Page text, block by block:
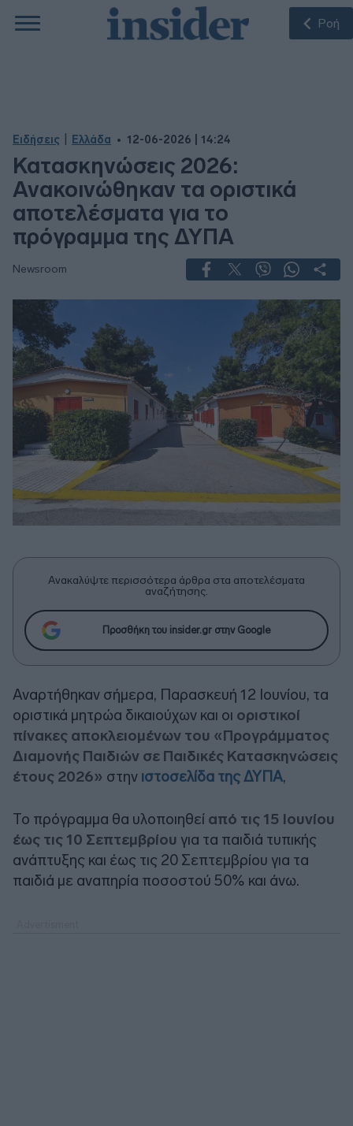
Ροή
Ειδήσεις Ελλάδα 12-06-2026 | 14:24
Κατασκηνώσεις 2026:
Ανακοινώθηκαν τα οριστικά
αποτελέσματα για το
πρόγραμμα της ΔΥΠΑ
Newsroom
Ανακαλύψτε περισσότερα άρθρα στα αποτελέσματα
αναζήτησης.
Προσθήκη του insider.gr στην Google
Αναρτήθηκαν σήμερα, Παρασκευή 12 Ιουνίου, τα
οριστικά μητρώα δικαιούχων και οι οριστικοί
πίνακες αποκλειομένων του «Προγράμματος
Διαμονής Παιδιών σε Παιδικές Κατασκηνώσεις
έτους 2026» στην ιστοσελίδα της ΔΥΠΑ,
Το πρόγραμμα θα υλοποιηθεί από τις 15 Ιουνίου
έως τις 10 Σεπτεμβρίου για τα παιδιά τυπικής
ανάπτυξης και έως τις 20 Σεπτεμβρίου για τα
παιδιά με αναπηρία ποσοστού 50% και άνω.